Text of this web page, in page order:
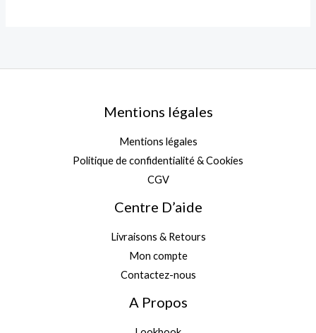
Mentions légales
Mentions légales
Politique de confidentialité & Cookies
CGV
Centre D’aide
Livraisons & Retours
Mon compte
Contactez-nous
A Propos